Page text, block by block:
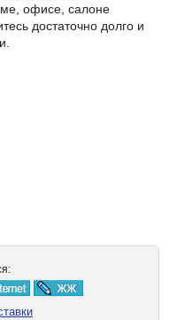
офисе, салоне
достаточно долго и